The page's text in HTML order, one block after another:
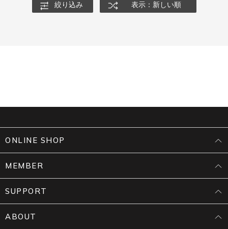
絞り込み 表示：新しい順
ONLINE SHOP
MEMBER
SUPPORT
ABOUT